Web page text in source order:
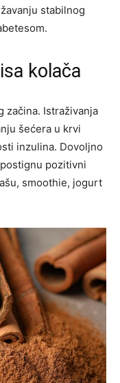
stabilnog
kolača
začina. Istraživanja
šećera u krvi
inzulina. Dovoljno
pozitivni
smoothie, jogurt